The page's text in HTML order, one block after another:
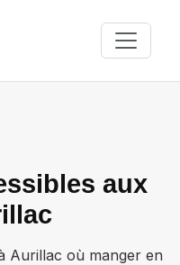
aux
Aurillac où manger en